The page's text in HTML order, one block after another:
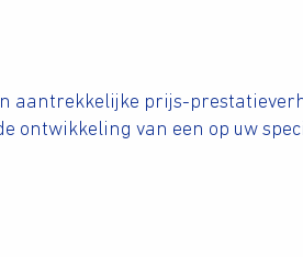
aantrekkelijke prijs-
ontwikkeling van een op uw